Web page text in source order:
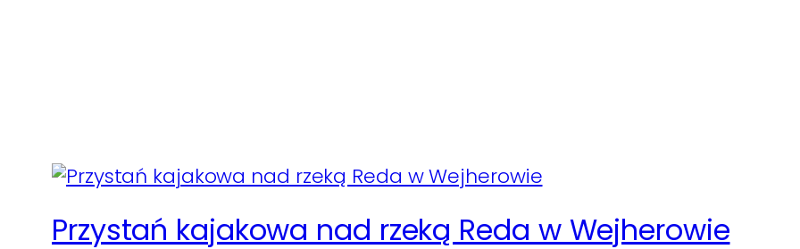
Przystań kajakowa nad rzeką Reda w Wejherowie